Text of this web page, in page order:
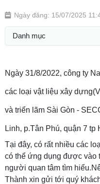
Ngày đăng: 15/07/2025
Danh mục
Ngày 31/8/2022, công ty
các loại vật liệu xây
và triển lãm Sài Gòn -
Linh, p.Tân Phú, quận 7 tp
Tại đây, có rất nhiều các
có thể ứng dụng được
người quan tâm tìm
Thành xin gửi tới quý